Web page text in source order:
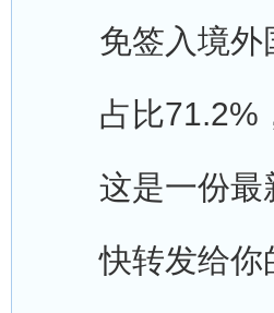
免签入境外
占比71.2%
这是一份最
快转发给你